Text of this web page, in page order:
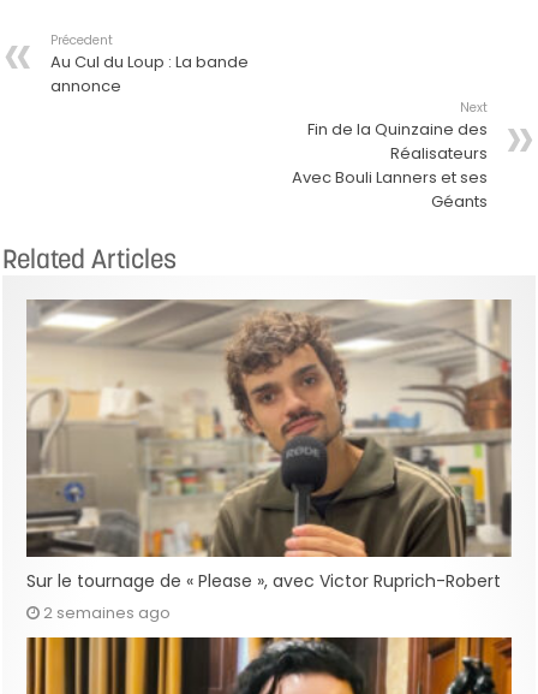
Précedent
Au Cul du Loup : La bande
annonce
Next
Fin de la Quinzaine des
Réalisateurs
Avec Bouli Lanners et ses
Géants
Related Articles
Sur le tournage de « Please », avec Victor Ruprich-Robert
2 semaines ago